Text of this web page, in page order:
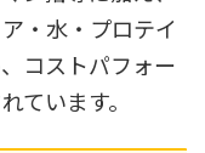
・水・プロテイ
コストパフォー
ています。